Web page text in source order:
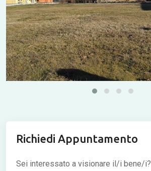
Richiedi Appuntamento
Sei interessato a visionare il/i bene/i?